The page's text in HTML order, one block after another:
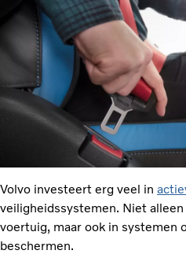
Volvo investeert erg veel in
veiligheidssystemen. Niet
voertuig, maar ook in systemen
beschermen.